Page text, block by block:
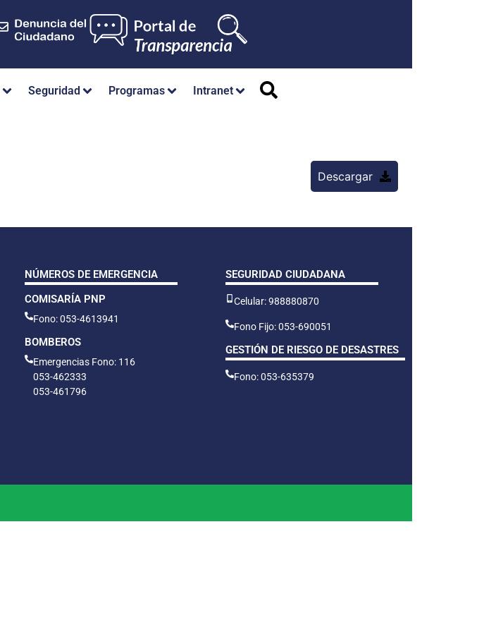
Seguridad Programas Intranet
Descargar
NÚMEROS DE EMERGENCIA
COMISARÍA PNP
Fono: 053-4613941
BOMBEROS
Emergencias Fono: 116
053-462333
053-461796
SEGURIDAD CIUDADANA
Celular: 988880870
Fono Fijo: 053-690051
GESTIÓN DE RIESGO DE DESASTRES
Fono: 053-635379